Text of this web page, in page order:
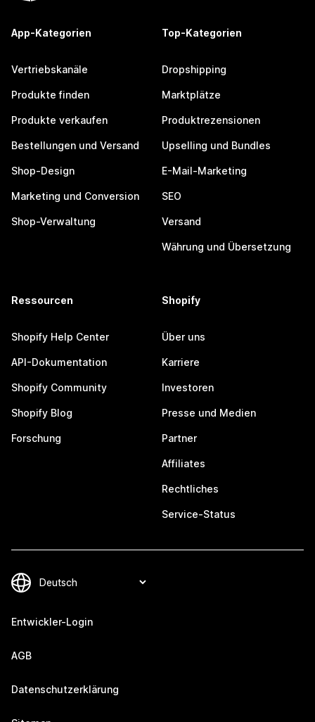
App-Kategorien
Vertriebskanäle
Produkte finden
Produkte verkaufen
Bestellungen und Versand
Shop-Design
Marketing und Conversion
Shop-Verwaltung
Top-Kategorien
Dropshipping
Marktplätze
Produktrezensionen
Upselling und Bundles
E-Mail-Marketing
SEO
Versand
Währung und Übersetzung
Ressourcen
Shopify Help Center
API-Dokumentation
Shopify Community
Shopify Blog
Forschung
Shopify
Über uns
Karriere
Investoren
Presse und Medien
Partner
Affiliates
Rechtliches
Service-Status
Entwickler-Login
AGB
Datenschutzerklärung